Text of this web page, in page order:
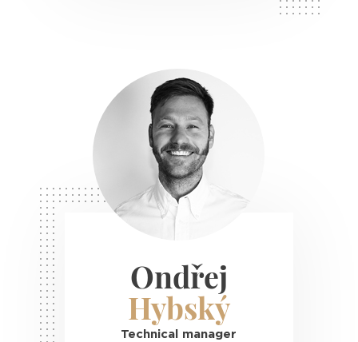
Ondřej
Hybský
Technical manager